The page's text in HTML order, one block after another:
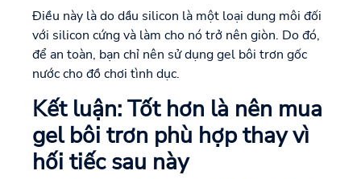
Điều này là do dầu silicon là một loại dung môi đối
với silicon cứng và làm cho nó trở nên giòn. Do đó,
để an toàn, bạn chỉ nên sử dụng gel bôi trơn gốc
nước cho đồ chơi tình dục.
Kết luận: Tốt hơn là nên mua
gel bôi trơn phù hợp thay vì
hối tiếc sau này